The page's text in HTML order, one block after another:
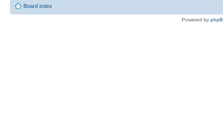
Board index
Powered by